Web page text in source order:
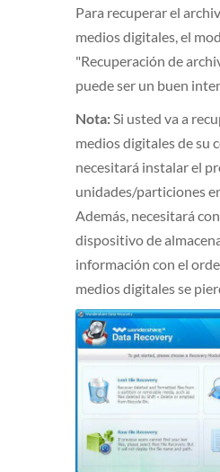
Para recuperar el
medios digitales, el
"Recuperación de
puede ser un buen
Nota:Si usted va a
medios digitales de su
necesitará instalar el
unidades/particiones
Además, necesitará
dispositivo de
información con el
medios digitales se